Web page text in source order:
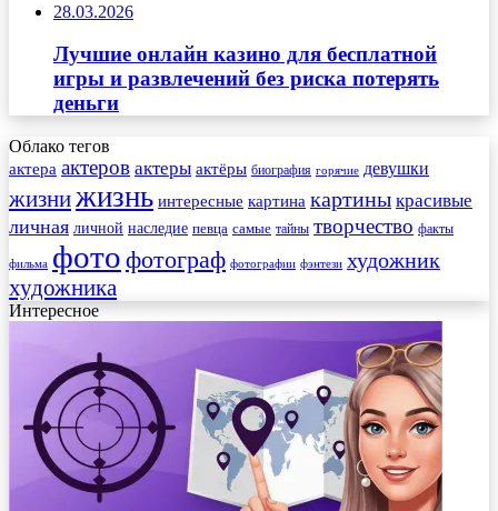
28.03.2026
Лучшие онлайн казино для бесплатной
игры и развлечений без риска потерять
деньги
Облако тегов
актера актеров актеры актёры биография горячие девушки
жизнижизнь интересные картина картины красивые
личная личной наследие певца самые тайны творчество факты
фильма фото фотограф фотографии фэнтези художник
художника
Интересное